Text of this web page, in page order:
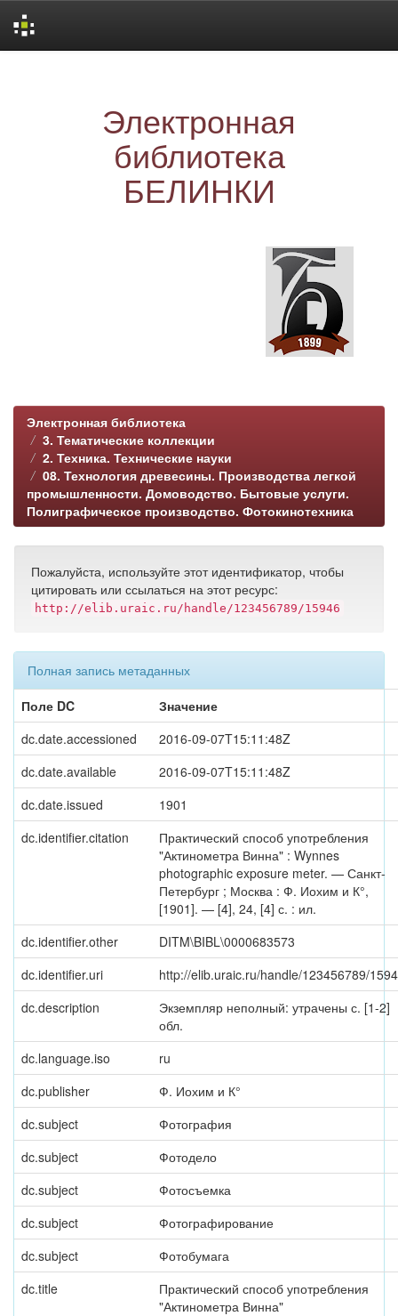
Электронная
библиотека
БЕЛИНКИ
Электронная библиотека
3. Тематические коллекции
2. Техника. Технические науки
08. Технология древесины. Производства легкой
промышленности. Домоводство. Бытовые услуги.
Полиграфическое производство. Фотокинотехника
Пожалуйста, используйте этот идентификатор, чтобы
цитировать или ссылаться на этот ресурс:
http://elib.uraic.ru/handle/123456789/15946
Полная запись метаданных
Поле DC
Значение
dc.date.accessioned
2016-09-07T15:11:48Z
dc.date.available
2016-09-07T15:11:48Z
dc.date.issued
1901
dc.identifier.citation
Практический способ употребления
"Актинометра Винна" : Wynnes
photographic exposure meter. — Санкт-
Петербург ; Москва : Ф. Иохим и К°,
[1901]. — [4], 24, [4] с. : ил.
dc.identifier.other
DITM\BIBL\0000683573
dc.identifier.uri
http://elib.uraic.ru/handle/123456789/
dc.description
Экземпляр неполный: утрачены с. [1-2]
обл.
dc.language.iso
ru
dc.publisher
Ф. Иохим и К°
dc.subject
Фотография
dc.subject
Фотодело
dc.subject
Фотосъемка
dc.subject
Фотографирование
dc.subject
Фотобумага
dc.title
Практический способ употребления
"Актинометра Винна"